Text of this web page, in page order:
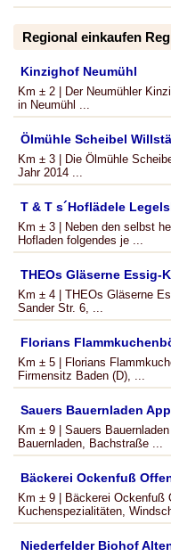
Regional einkaufen
Kinzighof Neumühl
Km ± 2 | Der Neumühler
in Neumühl ...
Ölmühle Scheibel
Km ± 3 | Die Ölmühle
Jahr 2014 ...
T & T s´Hoflädele
Km ± 3 | Neben den selbst
Hofladen folgendes je ...
THEOs Gläserne Essig-
Km ± 4 | THEOs Gläserne
Sander Str. 6, ...
Florians
Km ± 5 | Florians
Firmensitz Baden (D), ...
Sauers Bauernladen
Km ± 9 | Sauers
Bauernladen, Bachstraße ...
Bäckerei Ockenfuß
Km ± 9 | Bäckerei Ockenfuß
Kuchenspezialitäten,
Niederfelder Biohof